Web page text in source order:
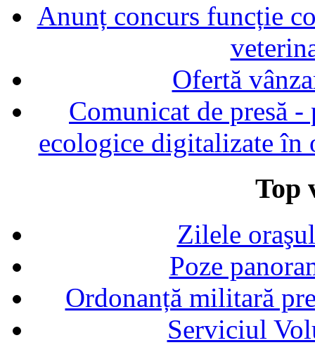
Anunț concurs funcție
Ofertă
Comunicat de presă
ecologice digitalizate în
Top
Zilele
Poze
Ordonanță militară
Serviciul